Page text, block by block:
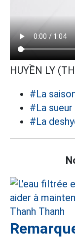
HUYỀN LY
#La
#La sueur
#La